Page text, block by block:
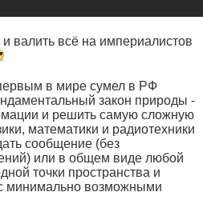
валить всё на империалистов
в мире сумел в РФ
закон природы -
и решить самую сложную
математики и радиотехники
сообщение (без
или в общем виде любой
точки пространства и
минимально возможными